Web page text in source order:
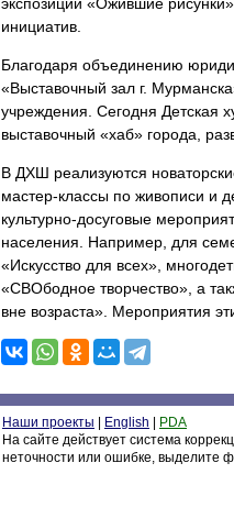
экспозиции «Ожившие
инициатив.
Благодаря объединению
«Выставочный зал г.
учреждения. Сегодня Детская
выставочный «хаб» города,
В ДХШ реализуются
мастер‑классы по живописи и
культурно‑досуговые
населения. Например, для
«Искусство для всех»,
«СВОбодное творчество», а
вне возраста». Мероприятия
Наши проекты English
PDA
На сайте действует система
неточности или ошибке, выделите